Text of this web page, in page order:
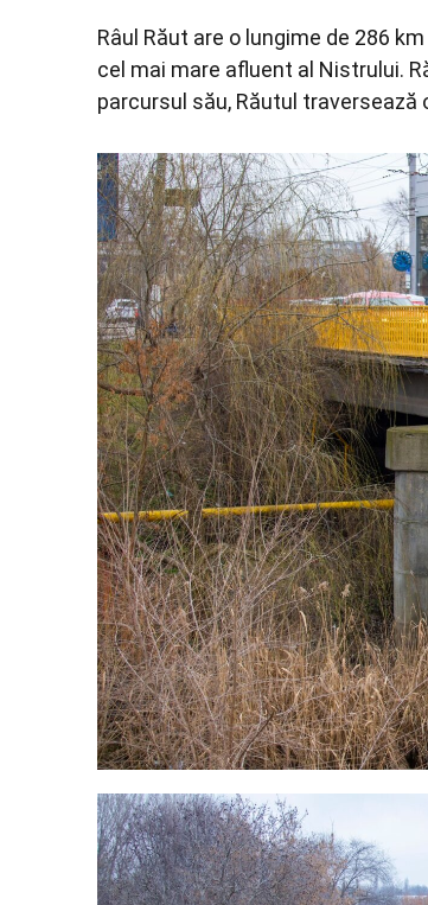
Râul Răut are o lungime de 286
cel mai mare afluent al Nistrului.
parcursul său, Răutul traversează